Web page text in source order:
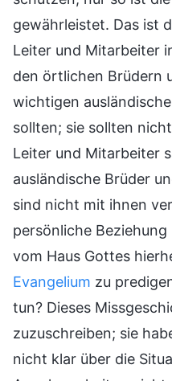
gewährleistet. Das ist
Leiter und Mitarbeiter
den örtlichen Brüdern
wichtigen
sollten; sie sollten
Leiter und Mitarbeiter
ausländische Brüder
sind nicht mit ihnen
persönliche
vom Haus Gottes
Evangelium zu
tun? Dieses
zuzuschreiben; sie
nicht klar über die